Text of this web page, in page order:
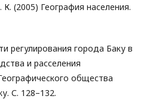
(2005) География населения.
регулирования города Баку в
и расселения
общества
С. 128–132.